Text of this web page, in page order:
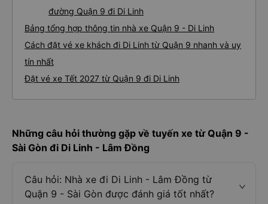
đường Quận 9 đi Di Linh
Bảng tổng hợp thông tin nhà xe Quận 9 - Di Linh
Cách đặt vé xe khách đi Di Linh từ Quận 9 nhanh và uy
tín nhất
Đặt vé xe Tết 2027 từ Quận 9 đi Di Linh
Những câu hỏi thường gặp về tuyến xe từ Quận 9 -
Sài Gòn đi Di Linh - Lâm Đồng
Câu hỏi: Nhà xe đi Di Linh - Lâm Đồng từ
Quận 9 - Sài Gòn được đánh giá tốt nhất?